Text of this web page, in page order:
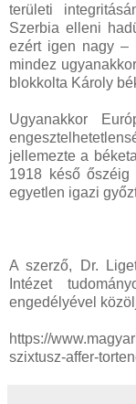
területi
Szerbia elleni
ezért igen nagy –
mindez
blokkolta Károly
Ugyanakkor
jellemezte a
1918 késő őszéig
egyetlen igazi
A szerző, Dr.
Intézet
engedélyével
https://
szixtusz-affer-